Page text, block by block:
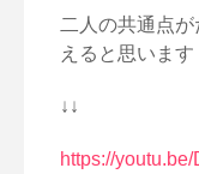
二人の共通点
えると思います
↓↓
https://